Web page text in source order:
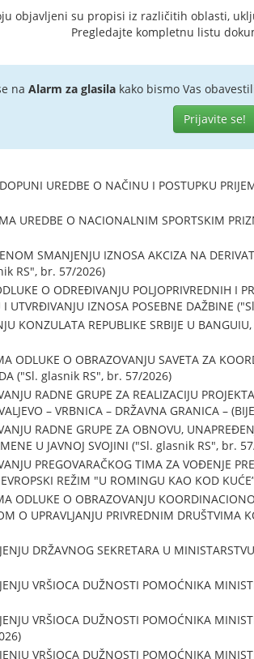
objavljeni su propisi iz različitih oblasti,
Pregledajte kompletnu listu
na Alarm za glasilakako bismo Vas
Prijavite se!
UREDBE O NAČINU I POSTUPKU
UREDBE O NACIONALNIM SPORTSKIM
SMANJENJU IZNOSA AKCIZA NA
RS", br. 57/2026)
O ODREĐIVANJU POLJOPRIVREDNIH I
I UTVRĐIVANJU IZNOSA POSEBNE DAŽBINE
KONZULATA REPUBLIKE SRBIJE U
ODLUKE O OBRAZOVANJU SAVETA ZA
("Sl. glasnik RS", br. 57/2026)
RADNE GRUPE ZA REALIZACIJU
– VRBNICA – DRŽAVNA GRANICA –
RADNE GRUPE ZA OBNOVU,
U JAVNOJ SVOJINI ("Sl. glasnik RS", br.
PREGOVARAČKOG TIMA ZA VOĐENJE
EVROPSKI REŽIM "U ROMINGU KAO KOD
ODLUKE O OBRAZOVANJU
O UPRAVLJANJU PRIVREDNIM DRUŠTVIMA
DRŽAVNOG SEKRETARA U
VRŠIOCA DUŽNOSTI POMOĆNIKA
VRŠIOCA DUŽNOSTI POMOĆNIKA
VRŠIOCA DUŽNOSTI POMOĆNIKA